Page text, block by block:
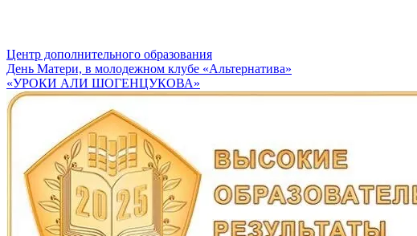
Центр дополнительного образования
Навигация
по
записям
День Матери, в молодежном клубе «Альтернатива»
«УРОКИ АЛИ ШОГЕНЦУКОВА»